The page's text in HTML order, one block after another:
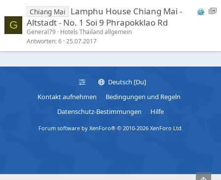
d
e
t
G
S
c
a
Chiang Mai
Lamphu House Chiang Mai -
Altstadt - No. 1 Soi 9 Phrapokklao Rd
General79 Hotels Thailand allgemein
Antworten 6 25.07.2017
Deutsch [Du]
Kontakt aufnehmen
Bedingungen und Regeln
Datenschutz-Bestimmungen
Hilfe
Forum software by XenForo® © 2010-2026 XenForo Ltd.